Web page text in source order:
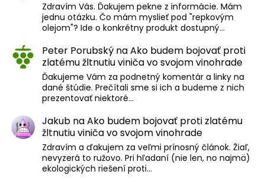
Zdravím Vás. Ďakujem pekne z informácie. Mám
jednu otázku. Čo mám myslieť pod "repkovým
olejom"? Ide o konkrétny produkt dostupný…
Peter Porubský naAko budem bojovať proti
zlatému žltnutiu viniča vo svojom vinohrade
Ďakujeme Vám za podnetný komentár a linky na
dané štúdie. Prečítali sme si ich a budeme z nich
prezentovať niektoré…
Jakub naAko budem bojovať proti zlatému
žltnutiu viniča vo svojom vinohrade
Zdravím a ďakujem za veľmi prínosný článok. Žiaľ,
nevyzerá to ružovo. Pri hľadaní (nie len, no najmä)
ekologických riešení proti…